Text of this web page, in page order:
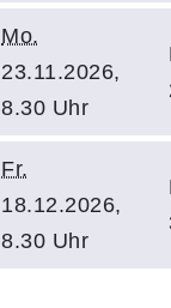
Mo.
23.11.2026,
8.30 Uhr
Fr.
18.12.2026,
8.30 Uhr